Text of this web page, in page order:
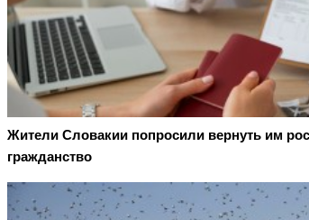
Жители Словакии попросили вернуть им
гражданство